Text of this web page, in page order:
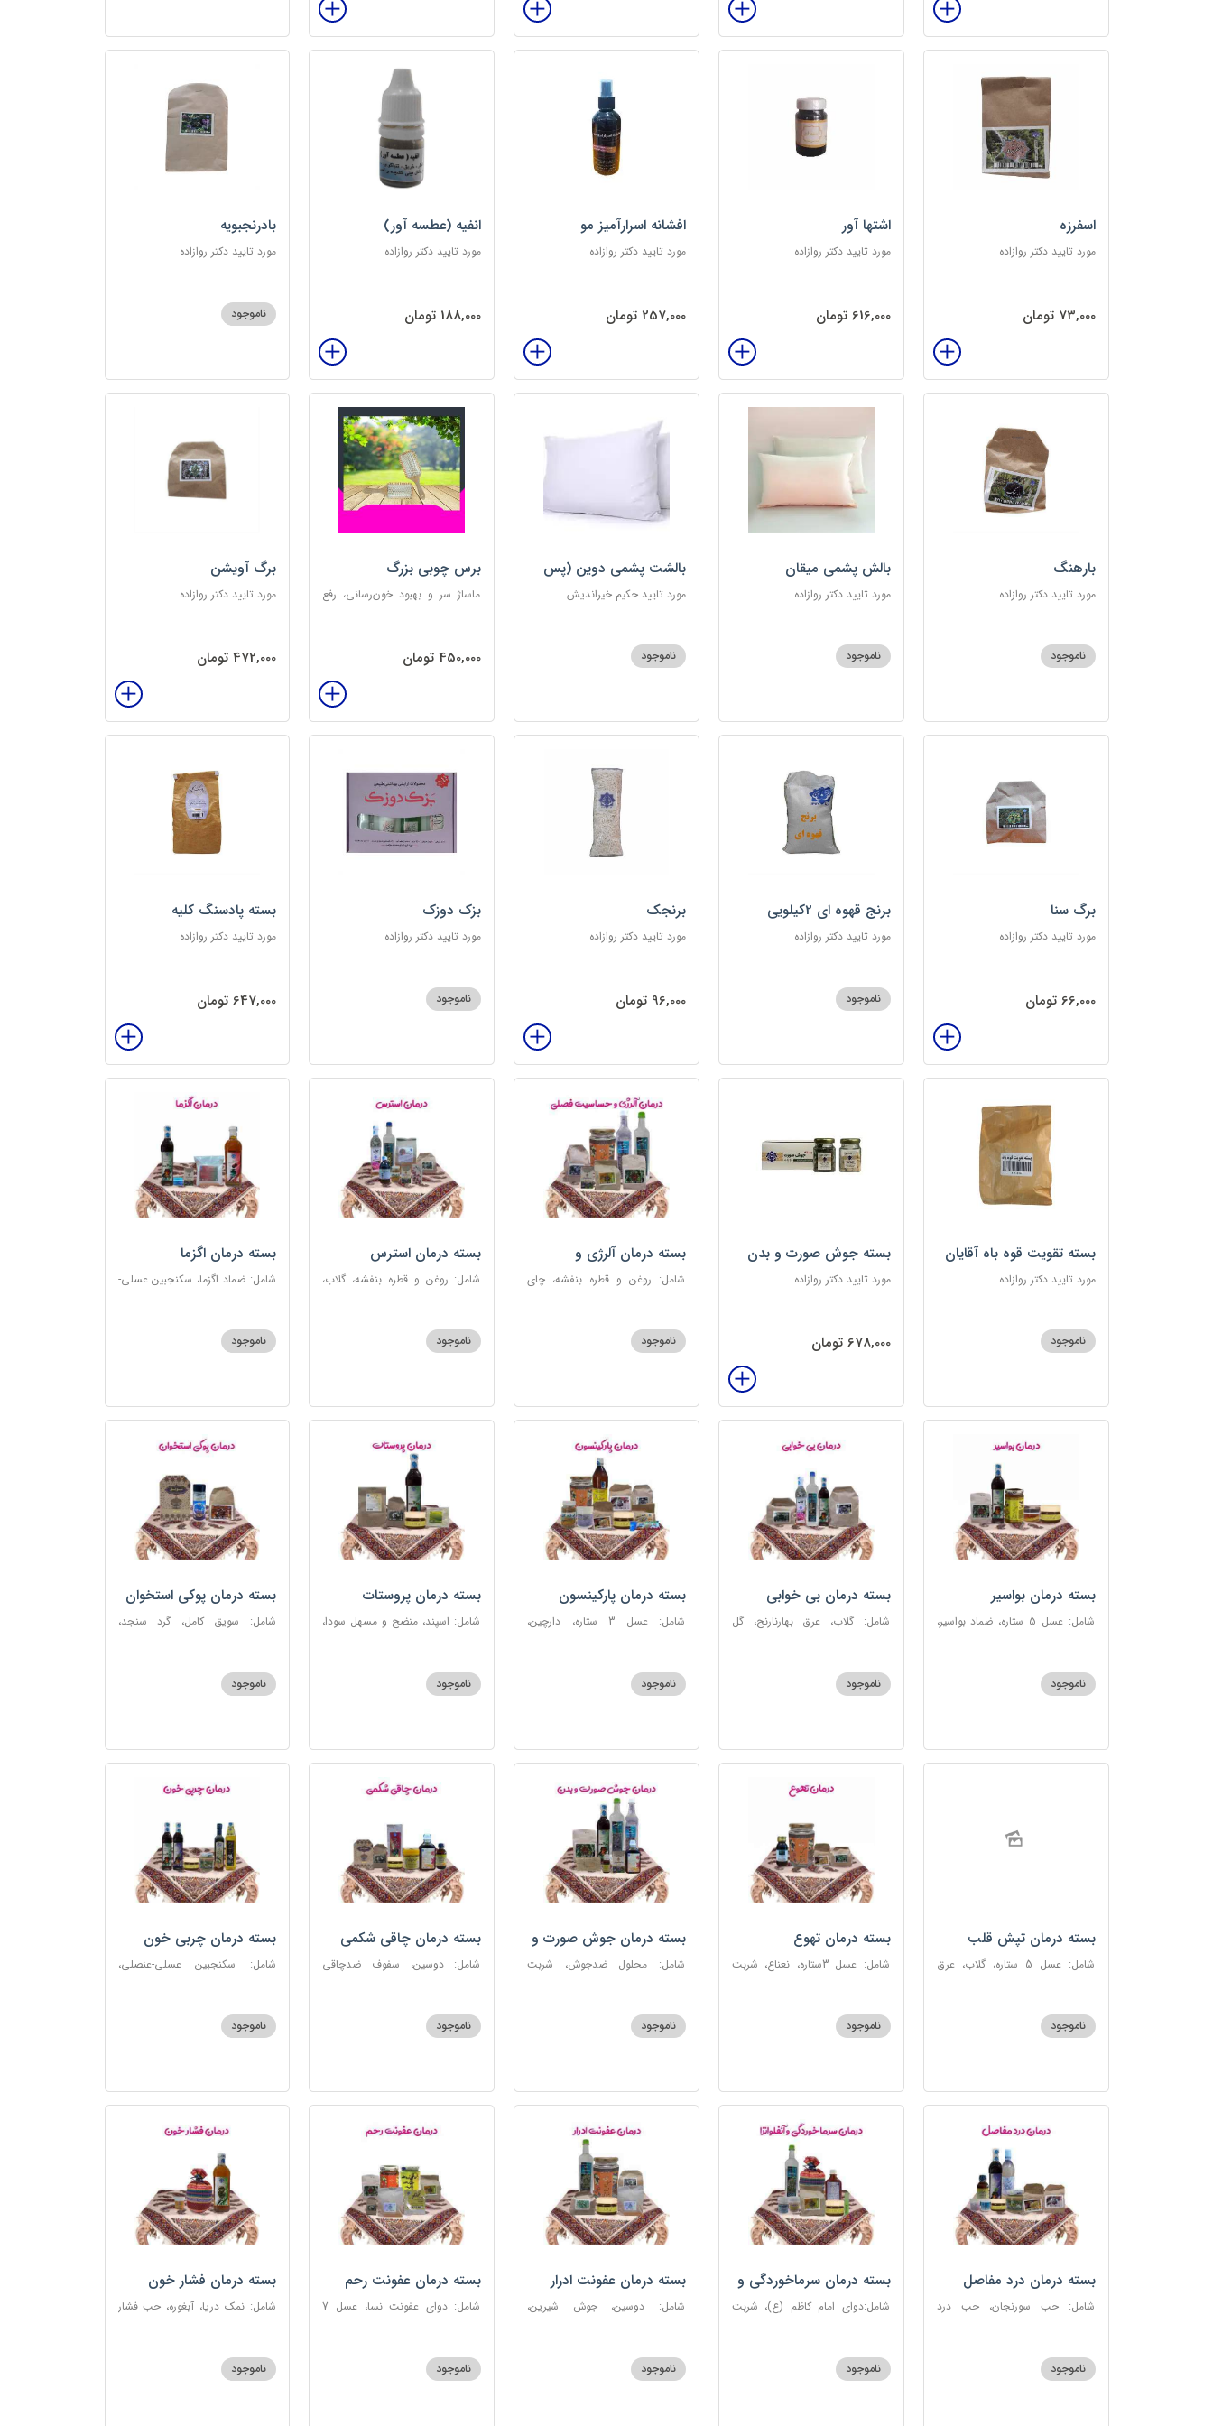
اسفرزه
مورد تایید دکتر روازاده
73,000 تومان
اشتها آور
مورد تایید دکتر روازاده
616,000 تومان
افشانه اسرارآمیز مو
مورد تایید دکتر روازاده
257,000 تومان
انفیه (عطسه آور)
مورد تایید دکتر روازاده
188,000 تومان
بادرنجبویه
مورد تایید دکتر روازاده
ناموجود
بارهنگ
مورد تایید دکتر روازاده
ناموجود
بالش پشمی میقان
مورد تایید دکتر روازاده
ناموجود
بالشت پشمی دوین (پس
کرایه)
مورد تایید حکیم خیراندیش
ناموجود
برس چوبی بزرگ
ماساژ سر و بهبود خون‌رسانی، رفع
450,000 تومان
برگ آویشن
مورد تایید دکتر روازاده
472,000 تومان
برگ سنا
مورد تایید دکتر روازاده
66,000 تومان
برنج قهوه ای 2کیلویی
مورد تایید دکتر روازاده
ناموجود
برنجک
مورد تایید دکتر روازاده
96,000 تومان
بزک دوزک
مورد تایید دکتر روازاده
ناموجود
بسته پادسنگ کلیه
مورد تایید دکتر روازاده
647,000 تومان
بسته تقویت قوه باه آقایان
مورد تایید دکتر روازاده
ناموجود
بسته جوش صورت و بدن
مورد تایید دکتر روازاده
678,000 تومان
بسته درمان آلرژی و
حساسیت فصلی
شامل: روغن و قطره بنفشه، چای
3 ستاره ناموجود
بسته درمان استرس
شامل: روغن و قطره بنفشه، گلاب،
گل، بهارنارنج، چای مبارک
ناموجود
بسته درمان اگزما
شامل: ضماد اگزما، سکنجبین عسلی-
110ناموجود
بسته درمان بواسیر
شامل: عسل 5 ستاره، ضماد بواسیر،
ناموجود
بسته درمان بی خوابی
شامل: گلاب، عرق بهارنارنج، گل
ناموجود
بسته درمان پارکینسون
شامل: عسل 3 ستاره، دارچین،
گل، حب تقویت حافظه
ناموجود
بسته درمان پروستات
شامل: اسپند، منضج و مسهل سودا،
ناموجود
بسته درمان پوکی استخوان
شامل: سویق کامل، گرد سنجد،
ناموجود
بسته درمان تپش قلب
شامل: عسل 5 ستاره، گلاب، عرق
ناموجود
بسته درمان تهوع
شامل: عسل 3ستاره، نعناع، شربت
ناموجود
بسته درمان جوش صورت و
بدن
شامل: محلول ضدجوش، شربت
خاکشیر، صابون شغاری قهوه ای،
روغن و قطره بنفشه
ناموجود
بسته درمان چاقی شکمی
شامل: دوسین، سفوف ضدچاقی
ناموجود
بسته درمان چربی خون
شامل: سکنجبین عسلی-عنصلی،
ناموجود
بسته درمان درد مفاصل
شامل: حب سورنجان، حب درد
دوغ شتر، روغن گرم کد123
ناموجود
بسته درمان سرماخوردگی و
آنفلوانزا
شامل:دوای امام کاظم (ع)، شربت
دریاناموجود
بسته درمان عفونت ادرار
شامل: دوسین، جوش شیرین،
ناموجود
بسته درمان عفونت رحم
شامل: دوای عفونت نسا، عسل 7
اعلاناموجود
بسته درمان فشار خون
شامل: نمک دریا، آبغوره، حب فشار
ناموجود